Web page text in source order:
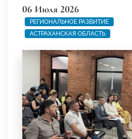
06 Июля 2026
РЕГИОНАЛЬНОЕ РАЗВИТИЕ
АСТРАХАНСКАЯ ОБЛАСТЬ